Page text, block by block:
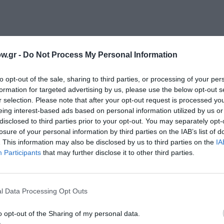
- Do Not Process My Personal Information
opt-out of the sale, sharing to third parties, or processing of your
for targeted advertising by us, please use the below opt-out
selection. Please note that after your opt-out request is processed
interest-based ads based on personal information utilized by us
to third parties prior to your opt-out. You may separately
of your personal information by third parties on the IAB’s list of
This information may also be disclosed by us to third parties on the
Participants that may further disclose it to other third parties.
Data Processing Opt Outs
opt-out of the Sharing of my personal data.
ΜΗΝ ΧΑΣΕΙΣ!
σκηνοθεσία Αστέριου Πελτέκη στο Φεστιβάλ Αθηνών
Μοσχόπουλο στο Αρχαίο Θέατρο Επιδαύρου